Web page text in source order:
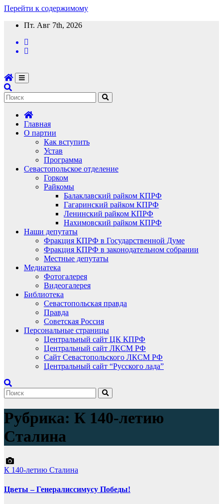
Перейти к содержимому
Пт. Авг 7th, 2026
Главная
О партии
Как вступить
Устав
Программа
Севастопольское отделение
Горком
Райкомы
Балаклавский райком КПРФ
Гагаринский райком КПРФ
Ленинский райком КПРФ
Нахимовский райком КПРФ
Наши депутаты
Фракция КПРФ в Государственной Думе
Фракция КПРФ в законодательном собрании
Местные депутаты
Медиатека
Фотогалерея
Видеогалерея
Библиотека
Севастопольская правда
Правда
Советская Россия
Персональные страницы
Центральный сайт ЦК КПРФ
Центральный сайт ЛКСМ РФ
Сайт Севастопольского ЛКСМ РФ
Центральный сайт “Русского лада”
Рубрика: К 140-летию
Сталина
К 140-летию Сталина
Цветы – Генералиссимусу Победы!